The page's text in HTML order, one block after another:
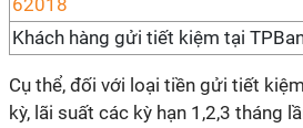
Khách hàng gửi tiết kiệm tại
Cụ thể, đối với loại tiền gửi tiết
kỳ, lãi suất các kỳ hạn 1,2,3 tháng